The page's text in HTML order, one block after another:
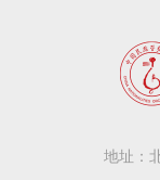
地址：